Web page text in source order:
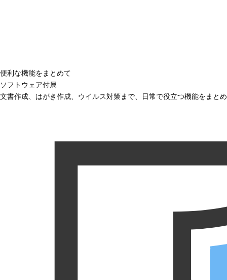
便利な機能をまとめて
ソフトウェア付属
文書作成、はがき作成、ウイルス対策まで、日常で役立つ機能をまと